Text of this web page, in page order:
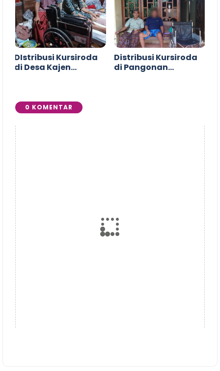
DIstribusi Kursiroda
di Desa Kajen
Distribusi Kursiroda
di Pangonan
0 KOMENTAR